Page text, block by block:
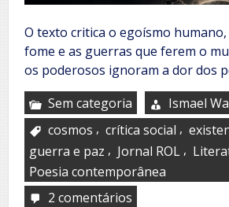
O texto critica o egoísmo humano,
fome e as guerras que ferem o
os poderosos ignoram a dor dos
Sem categoria
Ismael
cosmos , crítica social ,
guerra e paz , Jornal ROL ,
Poesia contemporânea
2 comentários